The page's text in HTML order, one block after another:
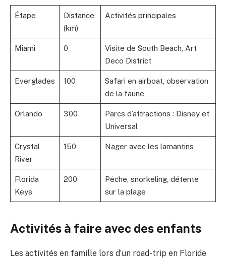
Étape
Distance
(km)
Activités principales
Miami 0
Visite de South Beach, Art
Deco District
Everglades 100
Safari en airboat, observation
de la faune
Orlando 300
Parcs d’attractions : Disney et
Universal
Crystal
River
150 Nager avec les lamantins
Florida
Keys
200
Pêche, snorkeling, détente
sur la plage
Activités à faire avec des enfants
Les activités en famille lors d’un road-trip en Floride